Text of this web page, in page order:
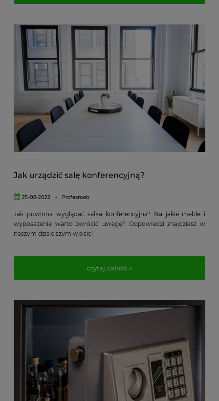
Jak urządzić salę konferencyjną?
25-08-2022 - Profesmeb
Jak powinna wyglądać salka konferencyjna? Na jakie meble i
wyposażenie warto zwrócić uwagę? Odpowiedzi znajdziesz w
naszym dzisiejszym wpisie!
czytaj całość »